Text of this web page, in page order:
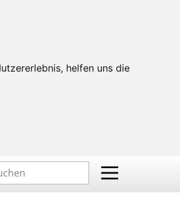
helfen uns die